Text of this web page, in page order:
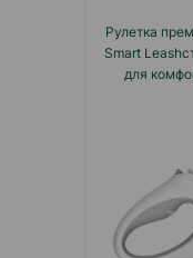
Рулетка
Smart
для